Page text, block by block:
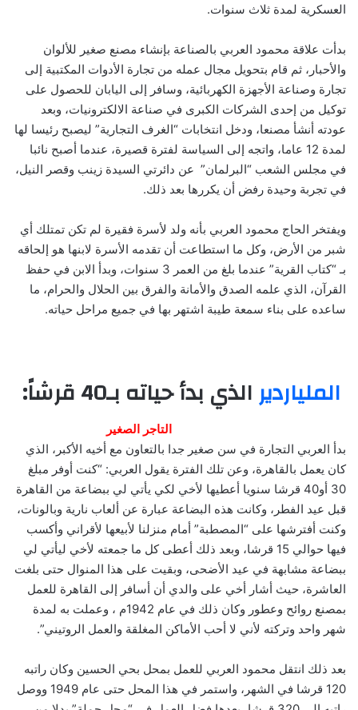
العسكرية لمدة ثلاث سنوات.
بدأت علاقة محمود العربي بالصناعة بإنشاء مصنع صغير للألوان
والأحبار، ثم قام بتحويل مجال عمله من تجارة الأدوات المكتبية إلى
تجارة وصناعة الأجهزة الكهربائية، وسافر إلى اليابان للحصول على
توكيل من إحدى الشركات الكبرى في صناعة الالكترونيات، وبعد
عودته أنشأ مصنعا، ودخل انتخابات “الغرف التجارية” ليصبح رئيسا لها
لمدة 12 عاما، واتجه إلى السياسة لفترة قصيرة، عندما أصبح نائبا
في مجلس الشعب “البرلمان” عن دائرتي السيدة زينب وقصر النيل،
في تجربة وحيدة رفض أن يكررها بعد ذلك.
ويفتخر الحاج محمود العربي بأنه ولد لأسرة فقيرة لم تكن تمتلك أي
شبر من الأرض، وكل ما استطاعت أن تقدمه الأسرة لابنها هو إلحاقه
بـ “كتاب القرية” عندما بلغ من العمر 3 سنوات، وبدأ الابن في حفظ
القرآن، الذي علمه الصدق والأمانة والفرق بين الحلال والحرام، ما
ساعده على بناء سمعة طيبة اشتهر بها في جميع مراحل حياته.
المليارديرالذي بدأ حياته بـ40 قرشاً:
التاجر الصغير
بدأ العربي التجارة في سن صغير جدا بالتعاون مع أخيه الأكبر، الذي
كان يعمل بالقاهرة، وعن تلك الفترة يقول العربي: “كنت أوفر مبلغ
30 أو40 قرشا سنويا أعطيها لأخي لكي يأتي لي ببضاعة من القاهرة
قبل عيد الفطر، وكانت هذه البضاعة عبارة عن ألعاب نارية وبالونات،
وكنت أفترشها على “المصطبة” أمام منزلنا لأبيعها لأقراني وأكسب
فيها حوالي 15 قرشا، وبعد ذلك أعطى كل ما جمعته لأخي ليأتي لي
ببضاعة مشابهة في عيد الأضحى، وبقيت على هذا المنوال حتى بلغت
العاشرة، حيث أشار أخي على والدي أن أسافر إلى القاهرة للعمل
بمصنع روائح وعطور وكان ذلك في عام 1942م ، وعملت به لمدة
شهر واحد وتركته لأني لا أحب الأماكن المغلقة والعمل الروتيني”.
بعد ذلك انتقل محمود العربي للعمل بمحل بحي الحسين وكان راتبه
120 قرشا في الشهر، واستمر في هذا المحل حتى عام 1949 ووصل